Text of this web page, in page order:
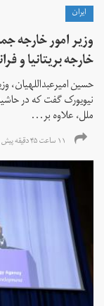
ايران
وزیر امور خارجه
خارجه بریتانیا و
حسین امیرعبداللهیان،
نیویورک گفت که در
ملل، علاوه بر...
۱۱ ساعت ۴۵ دقیقه پیش